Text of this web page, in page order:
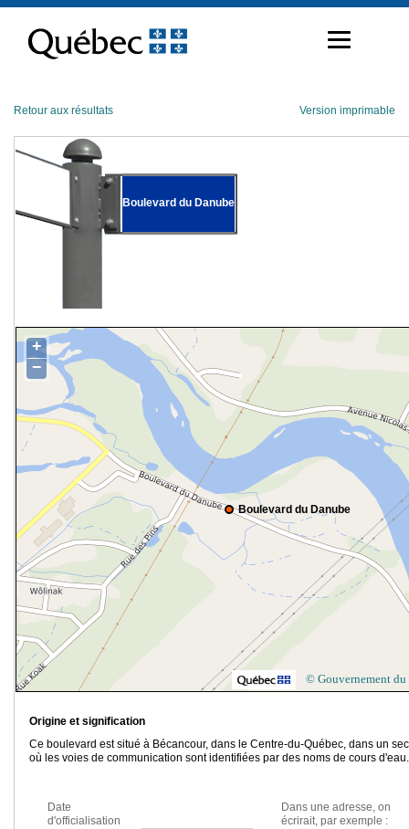
contenu
Retour aux résultats Version imprimable
Boulevard du Danube
Boulevard du Danube
+
−
© Gouvernement du
Origine et signification
Ce boulevard est situé à Bécancour, dans le Centre-du-Québec, dans un
où les voies de communication sont identifiées par des noms de cours d'eau.
Date
d'officialisation
Dans une adresse, on
écrirait, par exemple :